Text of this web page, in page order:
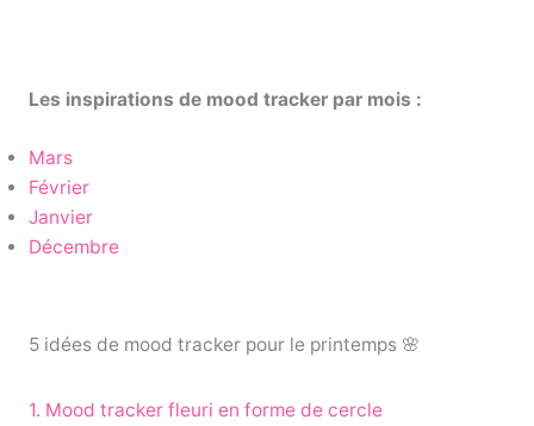
Les inspirations de mood tracker par mois :
Mars
Février
Janvier
Décembre
5 idées de mood tracker pour le printemps 🌸
1. Mood tracker fleuri en forme de cercle